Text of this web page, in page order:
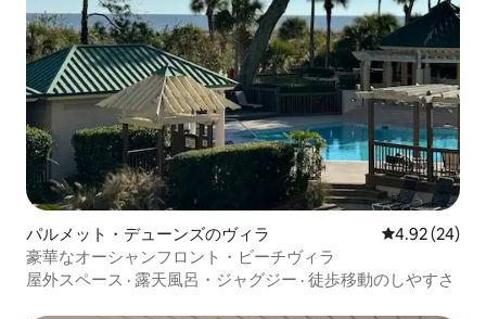
パルメット・デューンズのヴィラ レビュー24
4.92 (24)
豪華なオーシャンフロント・ビーチヴィラ
屋外スペース · 露天風呂・ジャグジー · 徒歩移動のしやすさ